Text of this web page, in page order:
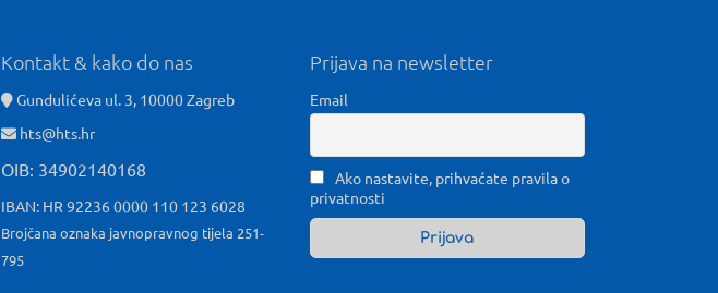
Kontakt & kako do nas
Gundulićeva ul. 3, 10000 Zagreb
hts@hts.hr
OIB: 34902140168
IBAN: HR 92236 0000 110 123 6028
Brojčana oznaka javnopravnog tijela 251-
795
Prijava na newsletter
Email
Ako nastavite, prihvaćate pravila o
privatnosti